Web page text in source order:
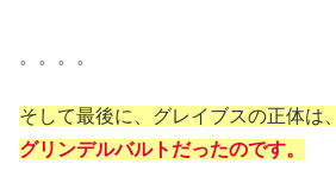
。。。。
そして最後に、グレイブスの正体は
グリンデルバルトだったのです。